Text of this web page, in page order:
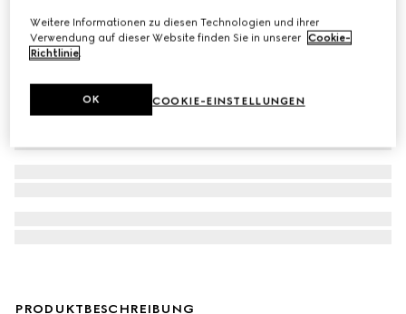
PRODUKTBESCHREIBUNG
Weitere Informationen zu diesen Technologien und ihrer
Verwendung auf dieser Website finden Sie in unserer Cookie-
Richtlinie.
COOKIE-EINSTELLUNGEN
OK